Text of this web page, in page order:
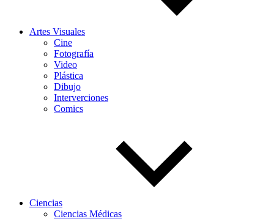
Artes Visuales
Cine
Fotografía
Video
Plástica
Dibujo
Interverciones
Comics
Ciencias
Ciencias Médicas